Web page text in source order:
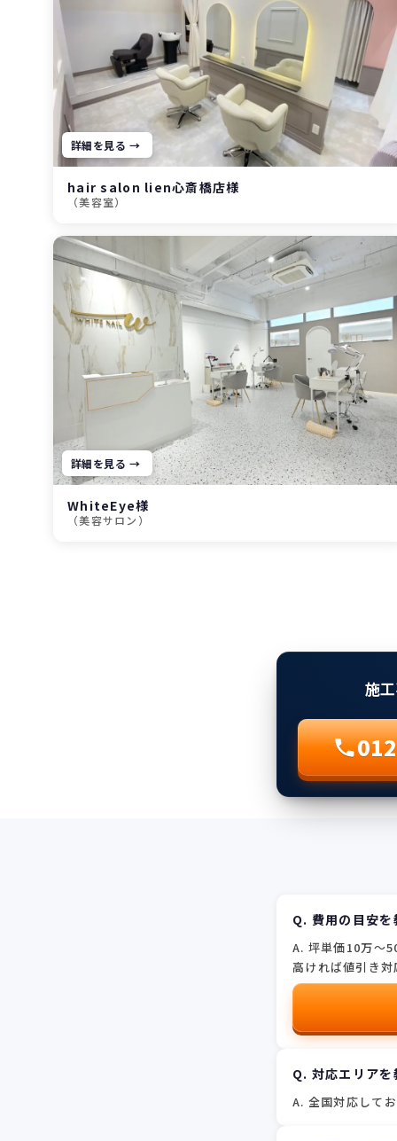
詳細を見る →
hair salon lien心斎橋店様
（美容室）
詳細を見る →
WhiteEye様
（美容サロン）
施
Q. 費用の目安
A. 坪単価10万〜
高ければ値引き
Q. 対応エリア
A. 全国対応して